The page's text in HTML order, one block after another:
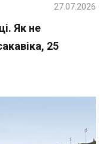
Як не
25
27.07.2026